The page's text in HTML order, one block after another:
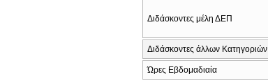
Διδάσκοντες μέλη ΔΕΠ
Διδάσκοντες άλλων Κατηγοριών
Ώρες Εβδομαδιαία